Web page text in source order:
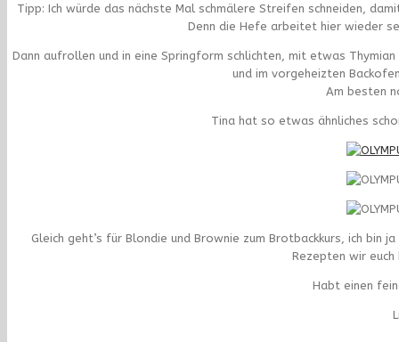
Tipp: Ich würde das nächste Mal schmälere Streifen schneiden,
Denn die Hefe arbeitet hier wieder
Dann aufrollen und in eine Springform schlichten, mit etwas
und im vorgeheizten
Am besten
Tina hat so etwas ähnliches
Gleich geht’s für Blondie und Brownie zum Brotbackkurs, ich
Rezepten wir
Habt einen